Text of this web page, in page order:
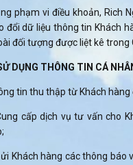
phạm vi điều khoản, Rich
đổi dữ liệu thông tin Khách
đối tượng được liệt kê trong
DỤNG THÔNG TIN CÁ
tin thu thập từ Khách
cấp dịch vụ tư vấn cho
Khách hàng các thông báo